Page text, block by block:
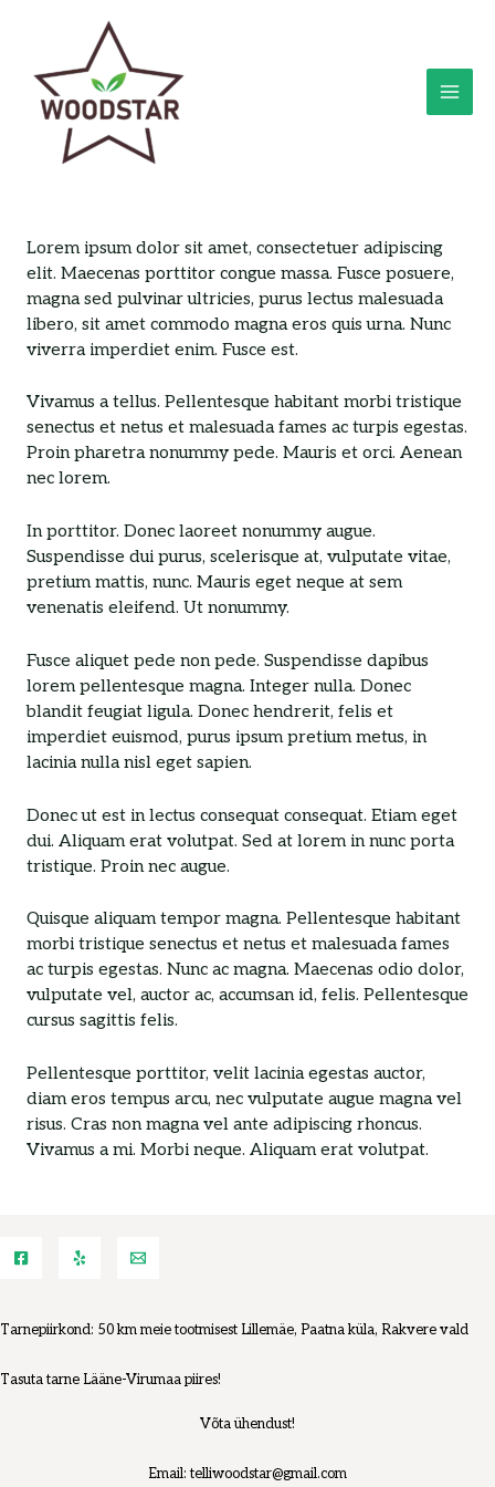
Lorem ipsum dolor sit amet, consectetuer adipiscing
elit. Maecenas porttitor congue massa. Fusce posuere,
magna sed pulvinar ultricies, purus lectus malesuada
libero, sit amet commodo magna eros quis urna. Nunc
viverra imperdiet enim. Fusce est.
Vivamus a tellus. Pellentesque habitant morbi tristique
senectus et netus et malesuada fames ac turpis egestas.
Proin pharetra nonummy pede. Mauris et orci. Aenean
nec lorem.
In porttitor. Donec laoreet nonummy augue.
Suspendisse dui purus, scelerisque at, vulputate vitae,
pretium mattis, nunc. Mauris eget neque at sem
venenatis eleifend. Ut nonummy.
Fusce aliquet pede non pede. Suspendisse dapibus
lorem pellentesque magna. Integer nulla. Donec
blandit feugiat ligula. Donec hendrerit, felis et
imperdiet euismod, purus ipsum pretium metus, in
lacinia nulla nisl eget sapien.
Donec ut est in lectus consequat consequat. Etiam eget
dui. Aliquam erat volutpat. Sed at lorem in nunc porta
tristique. Proin nec augue.
Quisque aliquam tempor magna. Pellentesque habitant
morbi tristique senectus et netus et malesuada fames
ac turpis egestas. Nunc ac magna. Maecenas odio dolor,
vulputate vel, auctor ac, accumsan id, felis. Pellentesque
cursus sagittis felis.
Pellentesque porttitor, velit lacinia egestas auctor,
diam eros tempus arcu, nec vulputate augue magna vel
risus. Cras non magna vel ante adipiscing rhoncus.
Vivamus a mi. Morbi neque. Aliquam erat volutpat.
Tarnepiirkond: 50 km meie tootmisest Lillemäe, Paatna küla, Rakvere vald
Tasuta tarne Lääne-Virumaa piires!
Võta ühendust!
Email: telliwoodstar@gmail.com